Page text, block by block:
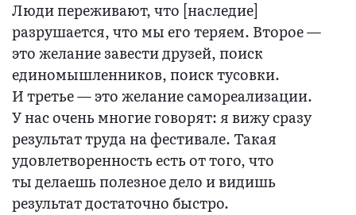
Люди переживают, что [наследие]
разрушается, что мы его теряем. Второе —
это желание завести друзей, поиск
единомышленников, поиск тусовки.
И третье — это желание самореализации.
У нас очень многие говорят: я вижу сразу
результат труда на фестивале. Такая
удовлетворенность есть от того, что
ты делаешь полезное дело и видишь
результат достаточно быстро.